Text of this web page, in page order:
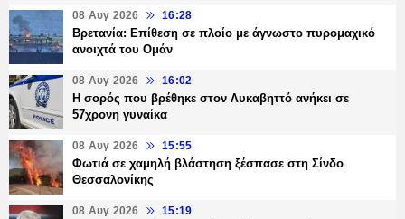
08 Αυγ 2026 16:28
Βρετανία: Επίθεση σε πλοίο με άγνωστο πυρομαχικό
ανοιχτά του Ομάν
08 Αυγ 2026 16:02
Η σορός που βρέθηκε στον Λυκαβηττό ανήκει σε
57χρονη γυναίκα
08 Αυγ 2026 15:55
Φωτιά σε χαμηλή βλάστηση ξέσπασε στη Σίνδο
Θεσσαλονίκης
08 Αυγ 2026 15:19